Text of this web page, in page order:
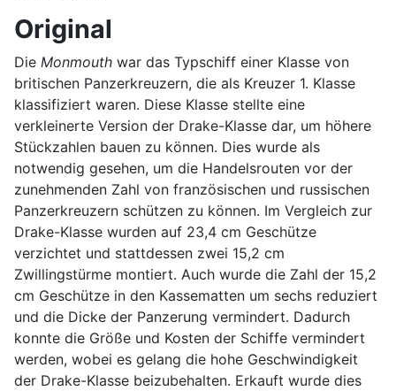
Original
Die Monmouth war das Typschiff einer Klasse von
britischen Panzerkreuzern, die als Kreuzer 1. Klasse
klassifiziert waren. Diese Klasse stellte eine
verkleinerte Version der Drake-Klasse dar, um höhere
Stückzahlen bauen zu können. Dies wurde als
notwendig gesehen, um die Handelsrouten vor der
zunehmenden Zahl von französischen und russischen
Panzerkreuzern schützen zu können. Im Vergleich zur
Drake-Klasse wurden auf 23,4 cm Geschütze
verzichtet und stattdessen zwei 15,2 cm
Zwillingstürme montiert. Auch wurde die Zahl der 15,2
cm Geschütze in den Kassematten um sechs reduziert
und die Dicke der Panzerung vermindert. Dadurch
konnte die Größe und Kosten der Schiffe vermindert
werden, wobei es gelang die hohe Geschwindigkeit
der Drake-Klasse beizubehalten. Erkauft wurde dies